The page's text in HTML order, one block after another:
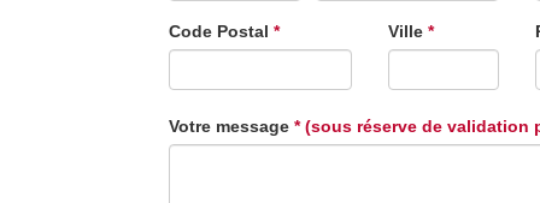
Code Postal * Ville*
Votre message * (sous réserve de validation